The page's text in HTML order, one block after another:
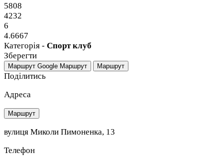
5808
4232
6
4.6667
Категорія - Спорт клуб
Зберегти
Маршрут Google Маршрут Маршрут
Поділитись
Адреса
Маршрут
вулиця Миколи Пимоненка, 13
Телефон